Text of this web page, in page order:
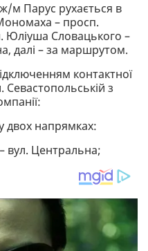
м Парус рухається в
– просп.
Юліуша Словацького –
далі – за маршрутом.
контактної
з
двох напрямках:
вул. Центральна;